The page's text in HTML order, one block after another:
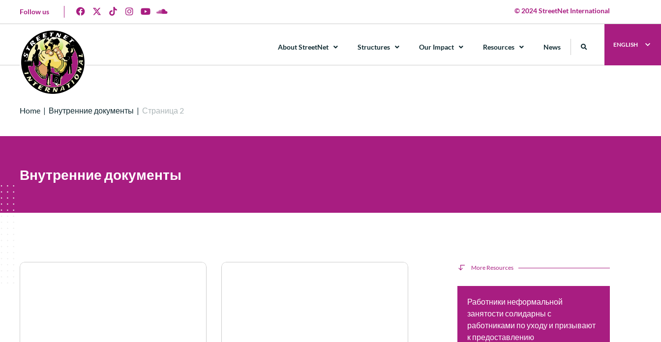
Follow us © 2024 StreetNet International
About StreetNet Structures Our Impact Resources News ENGLISH
Home | Внутренние документы | Страница 2
Внутренние документы
More Resources
Работники неформальной
занятости солидарны с
работниками по уходу и призывают
к предоставлению